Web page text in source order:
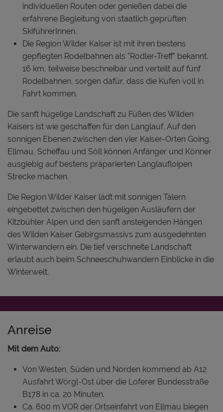
individuellen Routen oder genießen dabei die
erfahrene Begleitung von staatlich geprüften
SkiführerInnen.
Die Region Wilder Kaiser ist mit ihren bestens
gepflegten Rodelbahnen als "Rodler-Treff" bekannt.
16 km, teilweise beschneibar und verteilt auf fünf
Rodelbahnen, sorgen dafür, dass die Kufen voll in
Fahrt kommen.
Die sanft hügelige Landschaft zu Füßen des Wilden
Kaisers ist wie geschaffen für den Langlauf. Auf den
sonnigen Ebenen zwischen den vier Kaiser-Orten Going,
Ellmau, Scheffau und Söll können Anfänger und Könner
ausgiebig auf bestens präparierten Langlaufloipen
Strecke machen.
Die Region Wilder Kaiser lädt mit sonnigen Tälern
eingebettet zwischen den hügeligen Ausläufern der
Kitzbühler Alpen und den sanft ansteigenden Hängen
des Wilden Kaiser Gebirgsmassivs zum ausgedehnten
Winterwandern ein. Die tief verschneite Landschaft
erlaubt auch beim Schneeschuhwandern Einblicke in die
Winterwelt.
Anreise
Mit dem Auto:
Von Westen, Süden und Norden kommend ab A12
Ausfahrt Wörgl-Ost über die Loferer Bundesstraße
B178 in ca. 20 Minuten.
Ca. 600 m VOR der Ortseinfahrt von Ellmau biegen